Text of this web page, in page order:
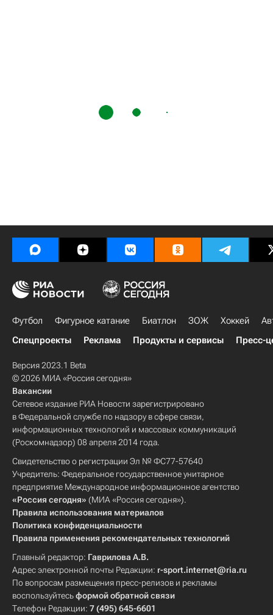
Футбол Фигурное катание Биатлон ЗОЖ Хоккей
Спецпроекты
Реклама Продукты и сервисы Пресс-
Версия 2023.1 Beta
© 2026 МИА «Россия сегодня»
Вакансии
Сетевое издание РИА Новости зарегистрировано
в Федеральной службе по надзору в сфере связи,
информационных технологий и массовых коммуникаций
(Роскомнадзор) 08 апреля 2014 года.
Свидетельство о регистрации Эл № ФС77-57640
Учредитель: Федеральное государственное унитарное
предприятие Международное информационное агентство
«Россия сегодня» (МИА «Россия сегодня»).
Правила использования материалов
Политика конфиденциальности
Правила применения рекомендательных технологий
Главный редактор: Гаврилова А.В.
Адрес электронной почты Редакции: r-sport.internet@ria.ru
По вопросам размещения пресс-релизов и рекламы
воспользуйтесьформой обратной связи
Телефон Редакции: 7 (495) 645-6601